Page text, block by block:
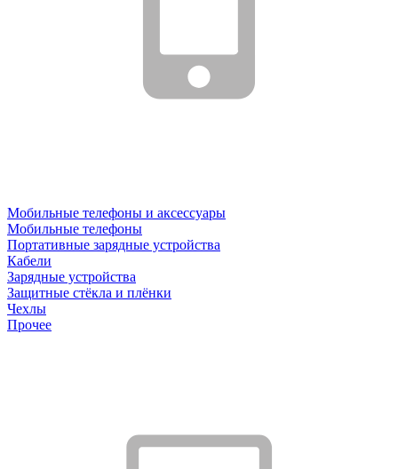
Мобильные телефоны и аксессуары
Мобильные телефоны
Портативные зарядные устройства
Кабели
Зарядные устройства
Защитные стёкла и плёнки
Чехлы
Прочее